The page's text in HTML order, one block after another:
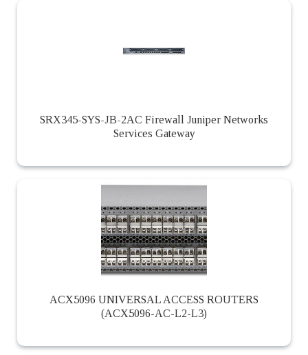
SRX345-SYS-JB-2AC Firewall Juniper Networks
Services Gateway
ACX5096 UNIVERSAL ACCESS ROUTERS
(ACX5096-AC-L2-L3)